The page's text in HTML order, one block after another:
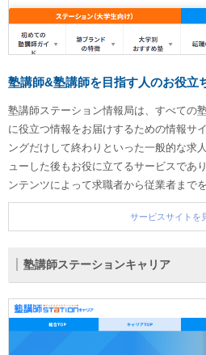
塾講師&塾講師を目指す人のお役立
塾講師ステーション情報局は、すべての
に役立つ情報をお届けするための情報サ
ングだけして終わりといった一般的な求
ューした後もお役に立てるサービスであ
ンテンツによって求職者から従業者まで
サービスサイトを
塾講師ステーションキャリア